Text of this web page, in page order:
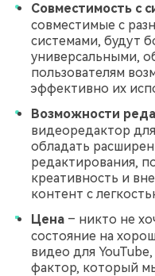
Совместимость с
совместимые с
системами, будут
универсальными,
пользователям
эффективно их
Возможности
видеоредактор
обладать
редактирования,
креативность и
контент с
Цена – никто не
состояние на
видео для
фактор, который